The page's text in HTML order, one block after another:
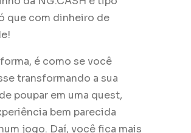
que com dinheiro de
é como se você
transformando a sua
poupar em uma quest,
bem parecida
jogo. Daí, você fica mais